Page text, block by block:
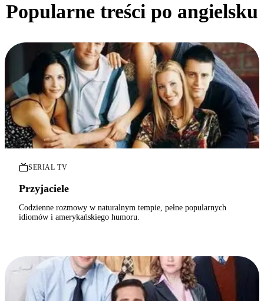
Popularne treści po angielsku
SERIAL TV
Przyjaciele
Codzienne rozmowy w naturalnym tempie, pełne popularnych
idiomów i amerykańskiego humoru.